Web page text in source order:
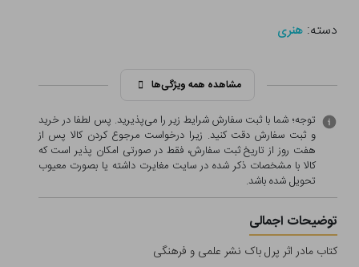
دسته:هنری
مشاهده همه ویژگی‌ها
توجه؛ شما با ثبت سفارش شرایط زیر را می‌پذیرید. پس لطفا در خرید
و ثبت سفارش دقت کنید. زیرا درخواست مرجوع کردن کالا پس از
هفت روز از تاریخ ثبت سفارش، فقط در صورتی امکان پذیر است که
کالا با مشخصات ذکر شده در سایت مغایرت داشته یا بصورت معيوب
تحویل شده باشد.
توضیحات اجمالی
کتاب مادر اثر پرل باک نشر علمی و فرهنگی